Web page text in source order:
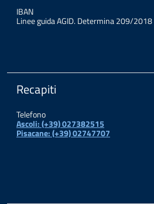
IBAN
Linee guida AGID. Determina 209/2018
Recapiti
Telefono
Ascoli: (+39) 027382515
Pisacane: (+39) 02747707